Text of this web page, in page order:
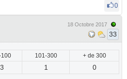
0
18 Octobre 2017
33
101-300 + de 300
3 1 0